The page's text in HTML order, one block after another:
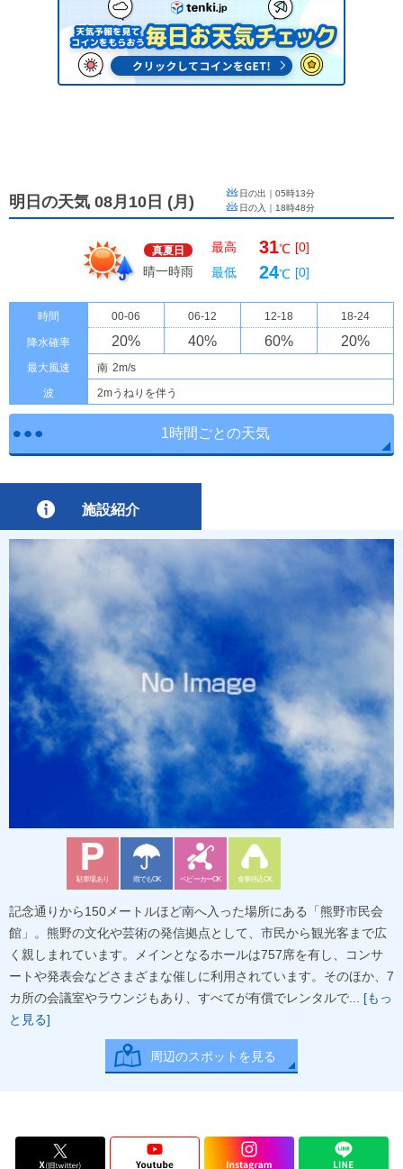
明日の天気 08月10日 (月 ) 日の出｜ 05時13分
日の入｜ 18時48分
真夏日
晴一時雨
最高 31℃ [0]
最低
24℃ [0]
時間 00-06 06-12 12-18 18-24
降水確率 20% 40% 60% 20%
最大風速 南 2m/s
波
2mうねりを伴う
1時間ごとの天気
施設紹介
駐車場あり 雨でもOK ベビーカーOK 食事持込OK
記念通りから150メートルほど南へ入った場所にある「熊野市民会
館」。熊野の文化や芸術の発信拠点として、市民から観光客まで広
く親しまれています。メインとなるホールは757席を有し、コンサ
ートや発表会などさまざまな催しに利用されています。そのほか、7
カ所の会議室やラウンジもあり、すべてが有償でレンタルで... [もっ
と見る]
周辺のスポットを見る